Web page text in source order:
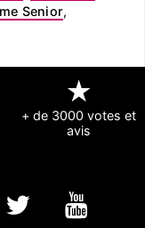
Senior,
★
+ de 3000 votes et
avis